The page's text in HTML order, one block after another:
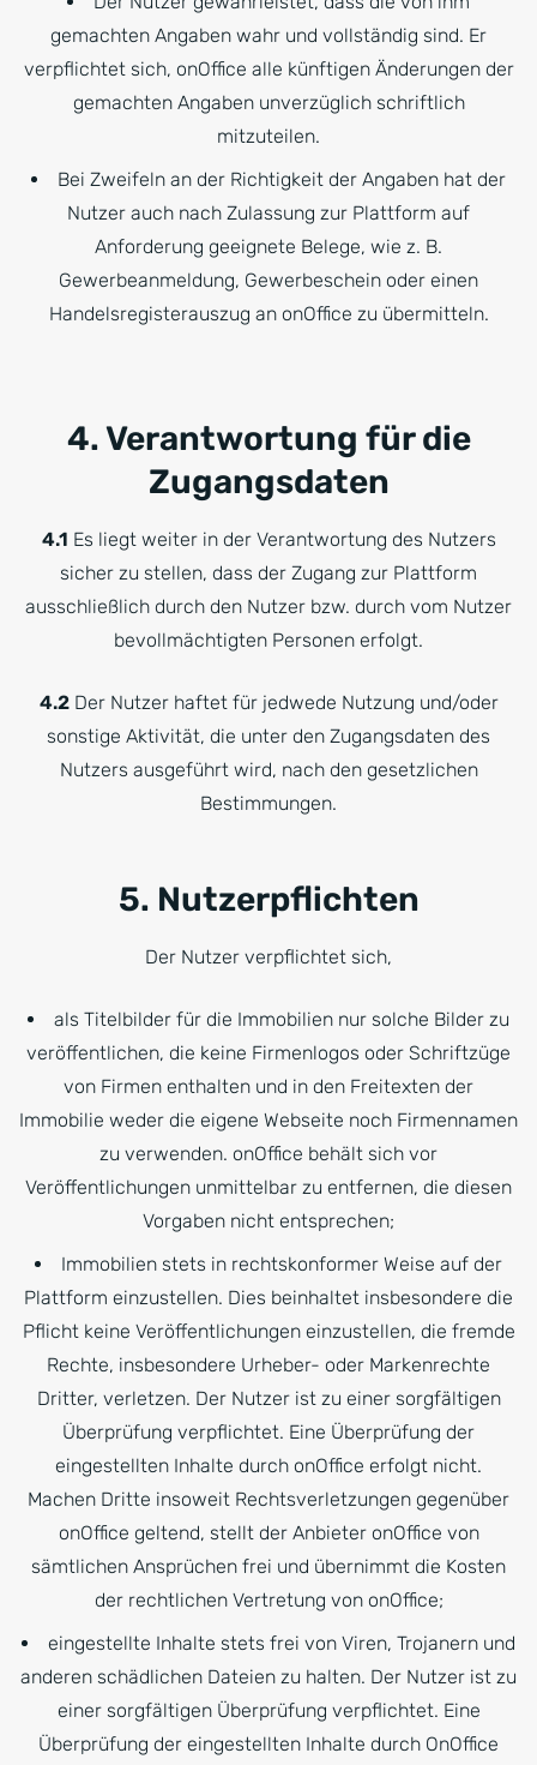
gemachten Angaben wahr und vollständig sind. Er
verpflichtet sich, onOffice alle künftigen Änderungen der
gemachten Angaben unverzüglich schriftlich
mitzuteilen.
Bei Zweifeln an der Richtigkeit der Angaben hat der
Nutzer auch nach Zulassung zur Plattform auf
Anforderung geeignete Belege, wie z. B.
Gewerbeanmeldung, Gewerbeschein oder einen
Handelsregisterauszug an onOffice zu übermitteln.
4. Verantwortung für die
Zugangsdaten
4.1 Es liegt weiter in der Verantwortung des Nutzers
sicher zu stellen, dass der Zugang zur Plattform
ausschließlich durch den Nutzer bzw. durch vom Nutzer
bevollmächtigten Personen erfolgt.
4.2Der Nutzer haftet für jedwede Nutzung und/oder
sonstige Aktivität, die unter den Zugangsdaten des
Nutzers ausgeführt wird, nach den gesetzlichen
Bestimmungen.
5. Nutzerpflichten
Der Nutzer verpflichtet sich,
als Titelbilder für die Immobilien nur solche Bilder zu
veröffentlichen, die keine Firmenlogos oder Schriftzüge
von Firmen enthalten und in den Freitexten der
Immobilie weder die eigene Webseite noch Firmennamen
zu verwenden. onOffice behält sich vor
Veröffentlichungen unmittelbar zu entfernen, die diesen
Vorgaben nicht entsprechen;
Immobilien stets in rechtskonformer Weise auf der
Plattform einzustellen. Dies beinhaltet insbesondere die
Pflicht keine Veröffentlichungen einzustellen, die fremde
Rechte, insbesondere Urheber- oder Markenrechte
Dritter, verletzen. Der Nutzer ist zu einer sorgfältigen
Überprüfung verpflichtet. Eine Überprüfung der
eingestellten Inhalte durch onOffice erfolgt nicht.
Machen Dritte insoweit Rechtsverletzungen gegenüber
onOffice geltend, stellt der Anbieter onOffice von
sämtlichen Ansprüchen frei und übernimmt die Kosten
der rechtlichen Vertretung von onOffice;
eingestellte Inhalte stets frei von Viren, Trojanern und
anderen schädlichen Dateien zu halten. Der Nutzer ist zu
einer sorgfältigen Überprüfung verpflichtet. Eine
Überprüfung der eingestellten Inhalte durch OnOffice